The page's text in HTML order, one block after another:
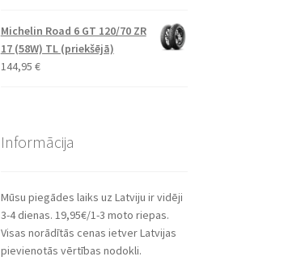
Michelin Road 6 GT 120/70 ZR
17 (58W) TL (priekšējā)
144,95 €
Informācija
Mūsu piegādes laiks uz Latviju ir vidēji
3-4 dienas. 19,95€/1-3 moto riepas.
Visas norādītās cenas ietver Latvijas
pievienotās vērtības nodokli.